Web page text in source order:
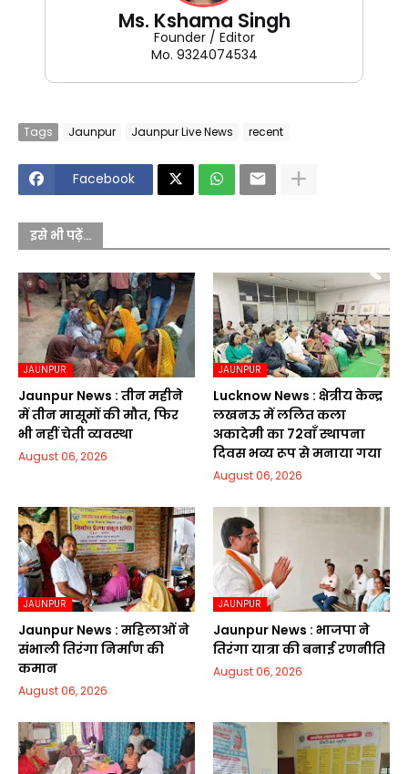
Ms. Kshama Singh
Founder / Editor
Mo. 9324074534
Tags Jaunpur Jaunpur Live News recent
Facebook
इसे भी पढ़ें...
JAUNPUR
Jaunpur News : तीन महीने
में तीन मासूमों की मौत, फिर
भी नहीं चेती व्यवस्था
August 06, 2026
JAUNPUR
Lucknow News : क्षेत्रीय केन्द्र
लखनऊ में ललित कला
अकादेमी का 72वाॅं स्थापना
दिवस भव्य रूप से मनाया गया
August 06, 2026
JAUNPUR
Jaunpur News : महिलाओं ने
संभाली तिरंगा निर्माण की
कमान
August 06, 2026
JAUNPUR
Jaunpur News : भाजपा ने
तिरंगा यात्रा की बनाई रणनीति
August 06, 2026